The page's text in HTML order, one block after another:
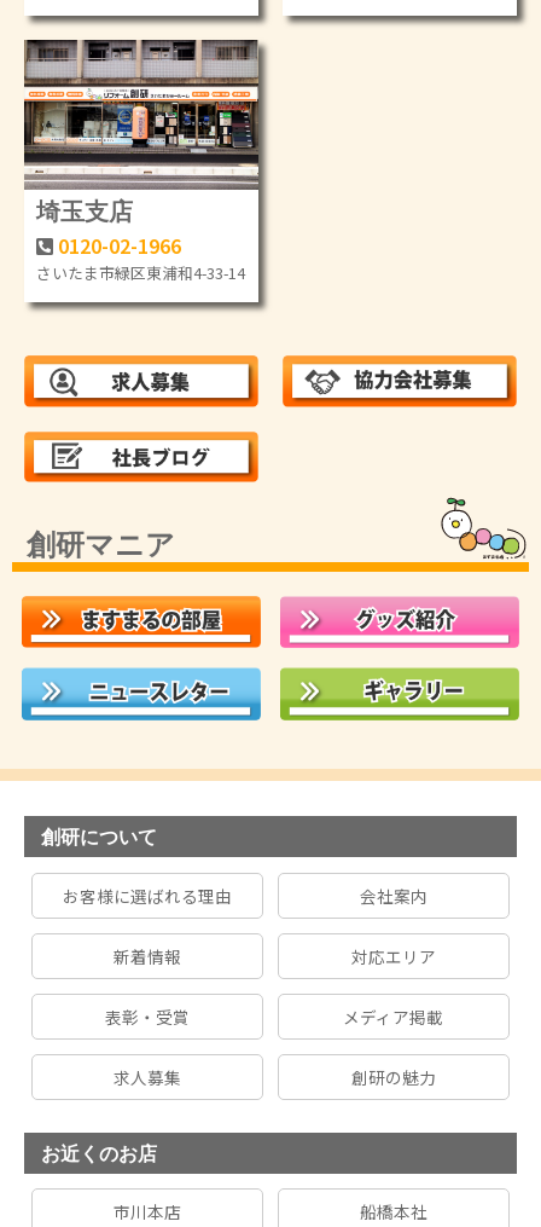
埼玉支店
0120-02-1966
さいたま市緑区東浦和4-33-14
創研マニア
創研について
お客様に選ばれる理由 会社案内
新着情報 対応エリア
表彰・受賞 メディア掲載
求人募集 創研の魅力
お近くのお店
市川本店 船橋本社